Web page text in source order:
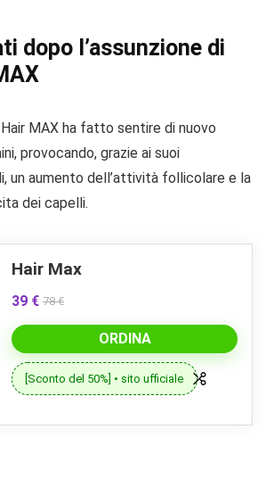
dopo l’assunzione di
MAX ha fatto sentire di nuovo
provocando, grazie ai suoi
un aumento dell’attività follicolare e la
dei capelli.
Hair Max
39 € 78 €
ORDINA
[Sconto del 50%] • sito ufficiale